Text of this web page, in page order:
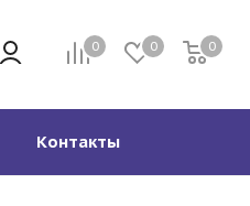
0 0 0
Контакты